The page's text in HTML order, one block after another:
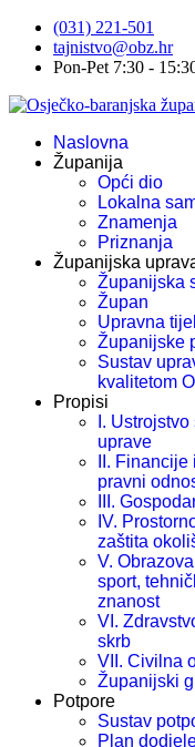
(031) 221-501
tajnistvo@obz.hr
Pon-Pet 7:30 -
Naslovna
Županija
Opći dio
Lokalna
Znamenja
Priznanja
Županijska
Županijska
Župan
Upravna
Županijske
Sustav
kvalitetom
Propisi
I.
uprave
II.
pravni
III.
IV.
zaštita
V.
sport,
znanost
VI.
skrb
VII. Civilna
Županijski
Potpore
Sustav
Plan